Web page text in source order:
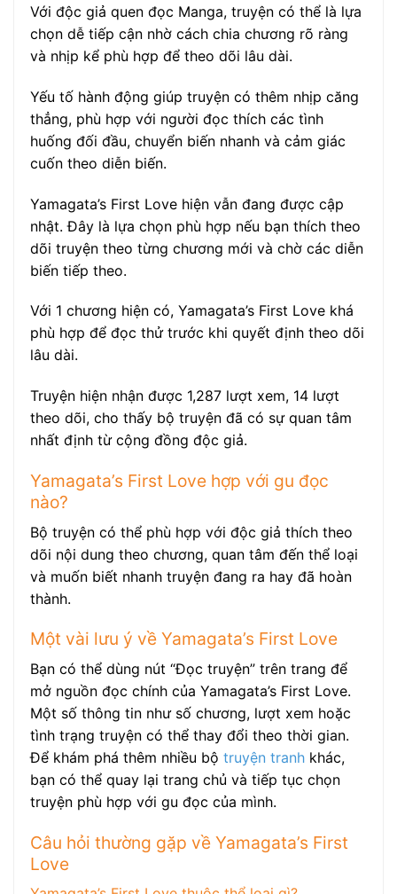
Với độc giả quen đọc Manga, truyện có thể là lựa
chọn dễ tiếp cận nhờ cách chia chương rõ ràng
và nhịp kể phù hợp để theo dõi lâu dài.
Yếu tố hành động giúp truyện có thêm nhịp căng
thẳng, phù hợp với người đọc thích các tình
huống đối đầu, chuyển biến nhanh và cảm giác
cuốn theo diễn biến.
Yamagata’s First Love hiện vẫn đang được cập
nhật. Đây là lựa chọn phù hợp nếu bạn thích theo
dõi truyện theo từng chương mới và chờ các diễn
biến tiếp theo.
Với 1 chương hiện có, Yamagata’s First Love khá
phù hợp để đọc thử trước khi quyết định theo dõi
lâu dài.
Truyện hiện nhận được 1,287 lượt xem, 14 lượt
theo dõi, cho thấy bộ truyện đã có sự quan tâm
nhất định từ cộng đồng độc giả.
Yamagata’s First Love hợp với gu đọc
nào?
Bộ truyện có thể phù hợp với độc giả thích theo
dõi nội dung theo chương, quan tâm đến thể loại
và muốn biết nhanh truyện đang ra hay đã hoàn
thành.
Một vài lưu ý về Yamagata’s First Love
Bạn có thể dùng nút “Đọc truyện” trên trang để
mở nguồn đọc chính của Yamagata’s First Love.
Một số thông tin như số chương, lượt xem hoặc
tình trạng truyện có thể thay đổi theo thời gian.
Để khám phá thêm nhiều bộ truyện tranh khác,
bạn có thể quay lại trang chủ và tiếp tục chọn
truyện phù hợp với gu đọc của mình.
Câu hỏi thường gặp về Yamagata’s First
Love